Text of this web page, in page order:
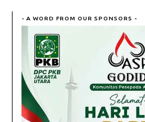
- A WORD FROM OUR SPONSORS -